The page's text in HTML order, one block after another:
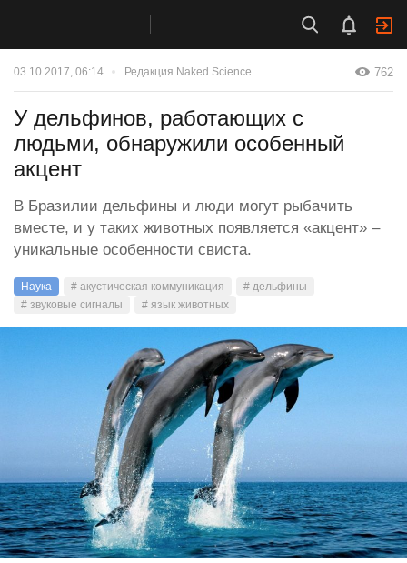
03.10.2017, 06:14 Редакция Naked Science 762
У дельфинов, работающих с
людьми, обнаружили особенный
акцент
В Бразилии дельфины и люди могут рыбачить
вместе, и у таких животных появляется «акцент» –
уникальные особенности свиста.
Наука # акустическая коммуникация
# дельфины
# звуковые сигналы
# язык животных